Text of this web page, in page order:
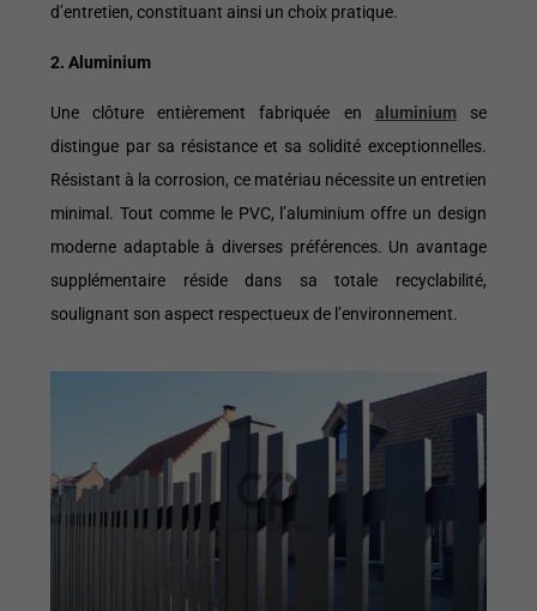
d’entretien, constituant ainsi un choix pratique.
2. Aluminium
Une clôture entièrement fabriquée en aluminiumse
distingue par sa résistance et sa solidité exceptionnelles.
Résistant à la corrosion, ce matériau nécessite un entretien
minimal. Tout comme le PVC, l’aluminium offre un design
moderne adaptable à diverses préférences. Un avantage
supplémentaire réside dans sa totale recyclabilité,
soulignant son aspect respectueux de l’environnement.